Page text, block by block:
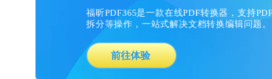
福昕PDF365是一款在线PDF转换器，支持
拆分等操作，一站式解决文档转换编辑问题。
前往体验